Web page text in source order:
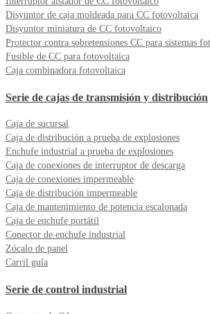
Disyuntor de caja moldeada para CC fotovoltaica
Disyuntor miniatura de CC fotovoltaico
Protector contra sobretensiones CC para sistemas
Fusible de CC para fotovoltaica
Caja combinadora fotovoltaica
Serie de cajas de transmisión y distribución
Caja de sucursal
Caja de distribución a prueba de explosiones
Enchufe industrial a prueba de explosiones
Caja de conexiones de interruptor de descarga
Caja de conexiones impermeable
Caja de distribución impermeable
Caja de mantenimiento de potencia escalonada
Caja de enchufe portátil
Conector de enchufe industrial
Zócalo de panel
Carril guía
Serie de control industrial